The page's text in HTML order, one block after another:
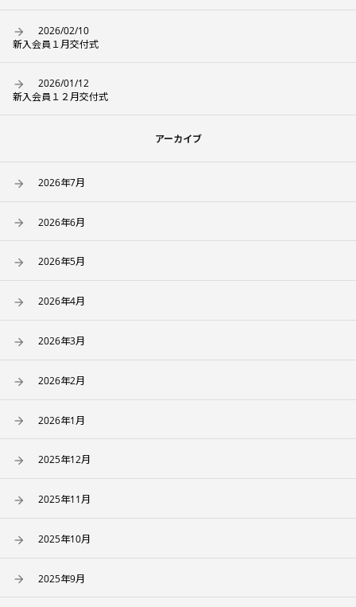
2026/02/10
新入会員１月交付式
2026/01/12
新入会員１２月交付式
アーカイブ
2026年7月
2026年6月
2026年5月
2026年4月
2026年3月
2026年2月
2026年1月
2025年12月
2025年11月
2025年10月
2025年9月